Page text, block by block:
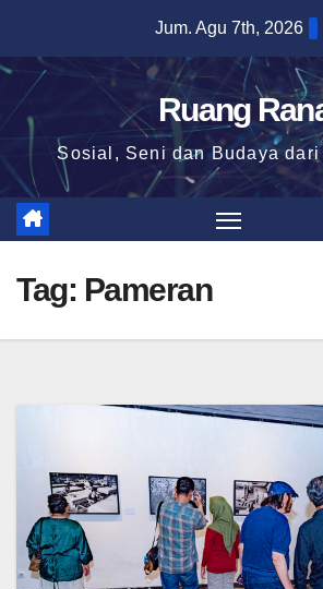
content
Jum. Agu 7th, 2026
Ruang
Sosial, Seni dan Budaya
Tag: Pameran